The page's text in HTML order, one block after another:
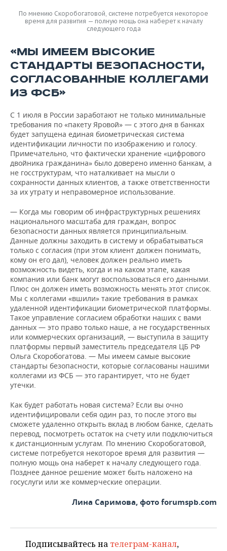
По мнению Скоробогатовой, системе потребуется некоторое
время для развития — полную мощь она наберет к началу
следующего года
«МЫ ИМЕЕМ ВЫСОКИЕ
СТАНДАРТЫ БЕЗОПАСНОСТИ,
СОГЛАСОВАННЫЕ КОЛЛЕГАМИ
ИЗ ФСБ»
С 1 июля в России заработают не только минимальные
требования по «пакету Яровой» — с этого дня в банках
будет запущена единая биометрическая система
идентификации личности по изображению и голосу.
Примечательно, что фактически хранение «цифрового
двойника гражданина» было доверено именно банкам, а
не госструктурам, что наталкивает на мысли о
сохранности данных клиентов, а также ответственности
за их утрату и неправомерное использование.
— Когда мы говорим об инфраструктурных решениях
национального масштаба для граждан, вопрос
безопасности данных является принципиальным.
Данные должны заходить в систему и обрабатываться
только с согласия (при этом клиент должен понимать,
кому он его дал), человек должен реально иметь
возможность видеть, когда и на каком этапе, какая
компания или банк могут воспользоваться его данными.
Плюс он должен иметь возможность менять этот список.
Мы с коллегами «вшили» такие требования в рамках
удаленной идентификации биометрической платформы.
Такое управление согласием обработки наших с вами
данных — это право только наше, а не государственных
или коммерческих организаций, — выступила в защиту
платформы первый заместитель председателя ЦБ РФ
Ольга Скоробогатова. — Мы имеем самые высокие
стандарты безопасности, которые согласованы нашими
коллегами из ФСБ — это гарантирует, что не будет
утечки.
Как будет работать новая система? Если вы очно
идентифицировали себя один раз, то после этого вы
сможете удаленно открыть вклад в любом банке, сделать
перевод, посмотреть остаток на счету или подключиться
к дистанционным услугам. По мнению Скоробогатовой,
системе потребуется некоторое время для развития —
полную мощь она наберет к началу следующего года.
Позднее данное решение может быть наложено на
госуслуги или же коммерческие операции.
Лина Саримова, фото forumspb.com
Подписывайтесь на телеграм-канал,